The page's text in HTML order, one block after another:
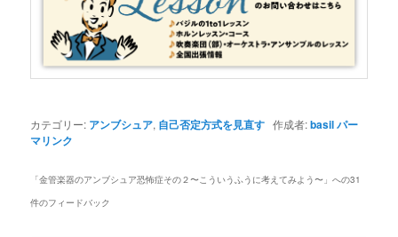
カテゴリー: アンブシュア, 自己否定方式を見直す 作成者:basilパー
マリンク
「金管楽器のアンブシュア恐怖症その２〜こういうふうに考えてみよう〜 」への31
件のフィードバック